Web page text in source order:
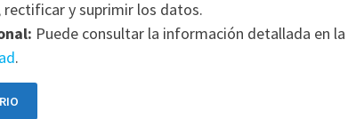
rectificar y suprimir los datos.
Puede consultar la información detallada en la
.